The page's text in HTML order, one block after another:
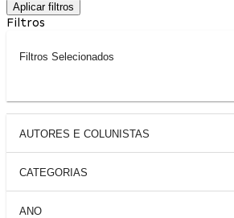
Aplicar filtros
Filtros
Filtros Selecionados
AUTORES E COLUNISTAS
CATEGORIAS
ANO